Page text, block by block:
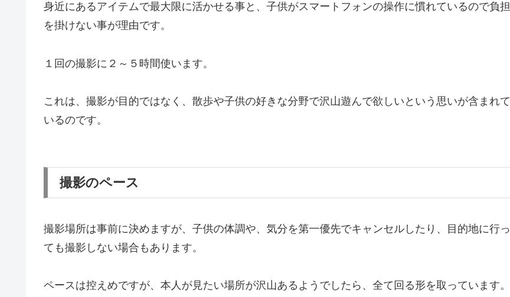
身近にあるアイテムで最大限に活かせる事と、子供がスマートフォンの操作に慣れているので負担
を掛けない事が理由です。
１回の撮影に２～５時間使います。
これは、撮影が目的ではなく、散歩や子供の好きな分野で沢山遊んで欲しいという思いが含まれて
いるのです。
撮影のペース
撮影場所は事前に決めますが、子供の体調や、気分を第一優先でキャンセルしたり、目的地に行っ
ても撮影しない場合もあります。
ペースは控えめですが、本人が見たい場所が沢山あるようでしたら、全て回る形を取っています。